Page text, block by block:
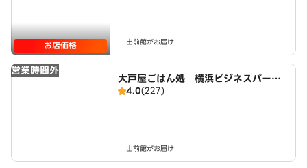
お店価格 出前館がお届け
営業時間外
大戸屋ごはん処 横浜ビジネスパーク
店4.0(227)
出前館がお届け